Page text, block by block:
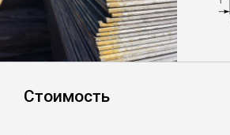
Швеллер
Стоимость